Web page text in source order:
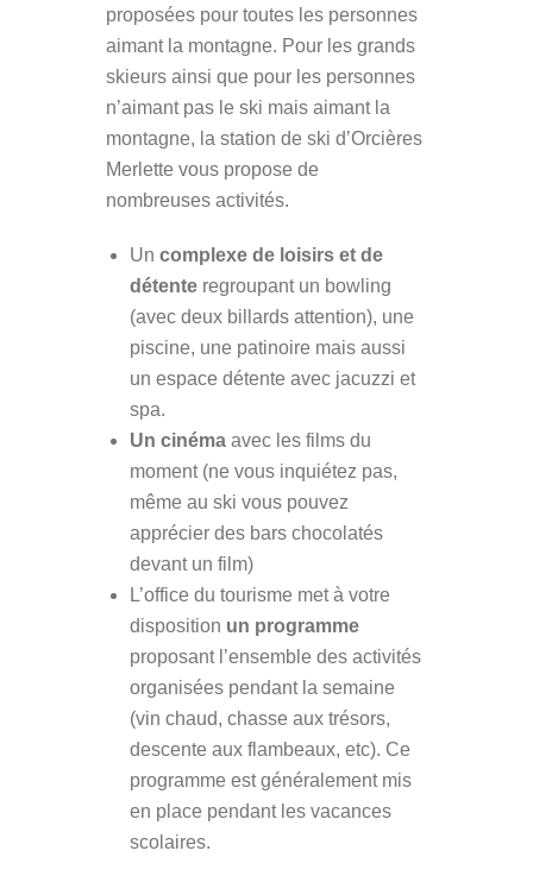
proposées pour toutes les personnes
aimant la montagne. Pour les grands
skieurs ainsi que pour les personnes
n’aimant pas le ski mais aimant la
montagne, la station de ski d’Orcières
Merlette vous propose de
nombreuses activités.
Un complexe de loisirs et de
détente regroupant un bowling
(avec deux billards attention), une
piscine, une patinoire mais aussi
un espace détente avec jacuzzi et
spa.
Un cinéma avec les films du
moment (ne vous inquiétez pas,
même au ski vous pouvez
apprécier des bars chocolatés
devant un film)
L’office du tourisme met à votre
disposition un programme
proposant l’ensemble des activités
organisées pendant la semaine
(vin chaud, chasse aux trésors,
descente aux flambeaux, etc). Ce
programme est généralement mis
en place pendant les vacances
scolaires.